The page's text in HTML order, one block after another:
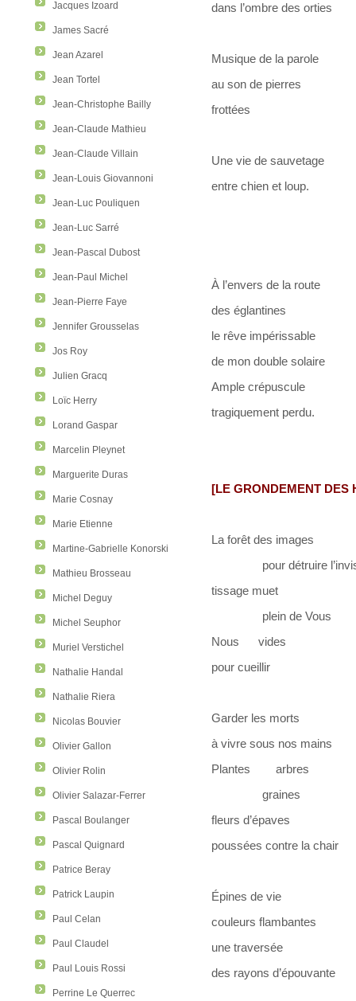
Jacques Izoard
James Sacré
Jean Azarel
Jean Tortel
Jean-Christophe Bailly
Jean-Claude Mathieu
Jean-Claude Villain
Jean-Louis Giovannoni
Jean-Luc Pouliquen
Jean-Luc Sarré
Jean-Pascal Dubost
Jean-Paul Michel
Jean-Pierre Faye
Jennifer Grousselas
Jos Roy
Julien Gracq
Loïc Herry
Lorand Gaspar
Marcelin Pleynet
Marguerite Duras
Marie Cosnay
Marie Etienne
Martine-Gabrielle Konorski
Mathieu Brosseau
Michel Deguy
Michel Seuphor
Muriel Verstichel
Nathalie Handal
Nathalie Riera
Nicolas Bouvier
Olivier Gallon
Olivier Rolin
Olivier Salazar-Ferrer
Pascal Boulanger
Pascal Quignard
Patrice Beray
Patrick Laupin
Paul Celan
Paul Claudel
Paul Louis Rossi
Perrine Le Querrec
dans l’ombre des orties
Musique de la parole
au son de pierres
frottées
Une vie de sauvetage
entre chien et loup.
À l’envers de la route
des églantines
le rêve impérissable
de mon double solaire
Ample crépuscule
tragiquement perdu.
[LE GRONDEMENT DES
La forêt des images
pour détruire
tissage muet
plein de Vous
Nous vides
pour cueillir
Garder les morts
à vivre sous nos mains
Plantes arbres
graines
fleurs d’épaves
poussées contre la chair
Épines de vie
couleurs flambantes
une traversée
des rayons d’épouvante